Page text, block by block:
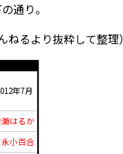
通り。
ねるより抜粋して整理）
年7月
はるか
小百合